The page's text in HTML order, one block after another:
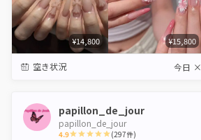
¥14,800 ¥15,800
空き状況 今日 ×
papillon_de_jour
papillon_de_jour
4.9 (297件)